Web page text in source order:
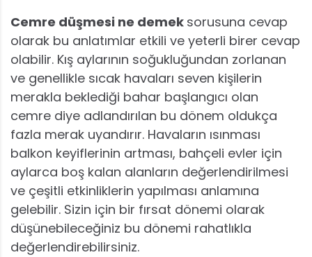
Cemre düşmesi ne demek sorusuna cevap
olarak bu anlatımlar etkili ve yeterli birer cevap
olabilir. Kış aylarının soğukluğundan zorlanan
ve genellikle sıcak havaları seven kişilerin
merakla beklediği bahar başlangıcı olan
cemre diye adlandırılan bu dönem oldukça
fazla merak uyandırır. Havaların ısınması
balkon keyiflerinin artması, bahçeli evler için
aylarca boş kalan alanların değerlendirilmesi
ve çeşitli etkinliklerin yapılması anlamına
gelebilir. Sizin için bir fırsat dönemi olarak
düşünebileceğiniz bu dönemi rahatlıkla
değerlendirebilirsiniz.